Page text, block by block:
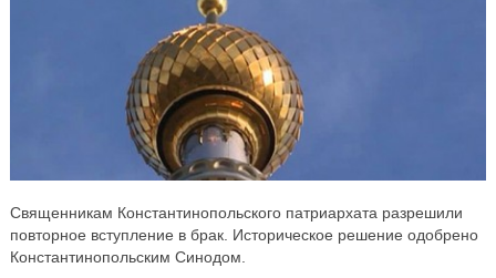
Священникам Константинопольского патриархата разрешили
повторное вступление в брак. Историческое решение одобрено
Константинопольским Синодом.